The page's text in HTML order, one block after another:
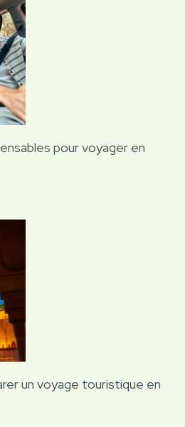
pour voyager en
un voyage touristique en